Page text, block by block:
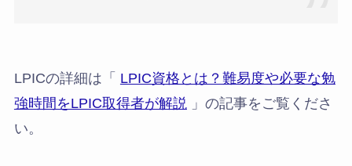
LPICの詳細は「 LPIC資格とは？難易度や必要な勉
強時間をLPIC取得者が解説」の記事をご覧くださ
い。